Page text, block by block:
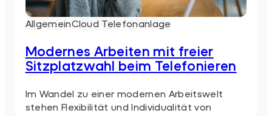
AllgemeinCloud Telefonanlage
Modernes Arbeiten mit freier
Sitzplatzwahl beim Telefonieren
Im Wandel zu einer modernen Arbeitswelt
stehen Flexibilität und Individualität von